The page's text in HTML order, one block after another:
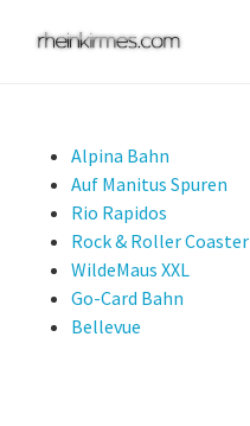
Alpina Bahn
Auf Manitus Spuren
Rio Rapidos
Rock & Roller Coaster
WildeMaus XXL
Go-Card Bahn
Bellevue